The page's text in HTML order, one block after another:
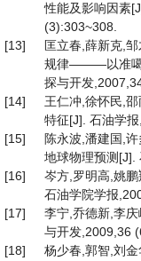
性能及影响因素
(3):303~308.
[13]
匡立春,薛新克,
规律———以准噶
探与开发
[14]
王仁冲,徐怀民,
特征[J]. 石油学
[15]
陈永波,潘建国,
地球物理预测[J].
[16]
岑方,罗明高,姚
石油学院学报
[17]
李宁,乔德新,李
与开发,2009,36
[18]
杨少春,郭智,刘